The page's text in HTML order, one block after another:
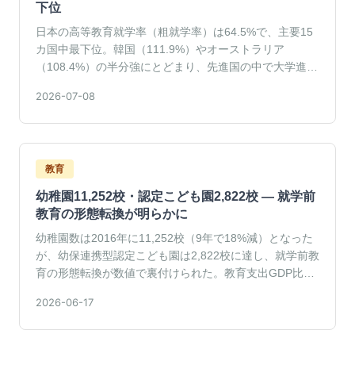
下位
日本の高等教育就学率（粗就学率）は64.5%で、主要15
カ国中最下位。韓国（111.9%）やオーストラリア
（108.4%）の半分強にとどまり、先進国の中で大学進学
2026-07-08
教育
幼稚園11,252校・認定こども園2,822校 — 就学前
教育の形態転換が明らかに
幼稚園数は2016年に11,252校（9年で18%減）となった
が、幼保連携型認定こども園は2,822校に達し、就学前教
育の形態転換が数値で裏付けられた。教育支出GDP比は
2026-06-17